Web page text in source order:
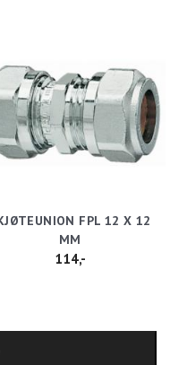
FPL 12 X 12
MM
114,-